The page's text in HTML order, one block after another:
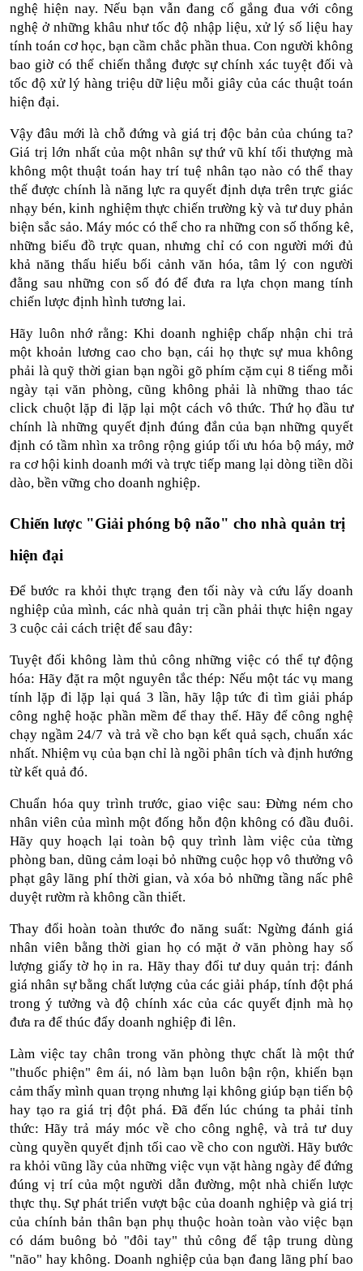
nghệ hiện nay. Nếu bạn vẫn đang cố gắng đua với công
nghệ ở những khâu như tốc độ nhập liệu, xử lý số liệu hay
tính toán cơ học, bạn cầm chắc phần thua. Con người không
bao giờ có thể chiến thắng được sự chính xác tuyệt đối và
tốc độ xử lý hàng triệu dữ liệu mỗi giây của các thuật toán
hiện đại.
Vậy đâu mới là chỗ đứng và giá trị độc bản của chúng ta?
Giá trị lớn nhất của một nhân sự thứ vũ khí tối thượng mà
không một thuật toán hay trí tuệ nhân tạo nào có thể thay
thế được chính là năng lực ra quyết định dựa trên trực giác
nhạy bén, kinh nghiệm thực chiến trường kỳ và tư duy phản
biện sắc sảo. Máy móc có thể cho ra những con số thống kê,
những biểu đồ trực quan, nhưng chỉ có con người mới đủ
khả năng thấu hiểu bối cảnh văn hóa, tâm lý con người
đằng sau những con số đó để đưa ra lựa chọn mang tính
chiến lược định hình tương lai.
Hãy luôn nhớ rằng: Khi doanh nghiệp chấp nhận chi trả
một khoản lương cao cho bạn, cái họ thực sự mua không
phải là quỹ thời gian bạn ngồi gõ phím cặm cụi 8 tiếng mỗi
ngày tại văn phòng, cũng không phải là những thao tác
click chuột lặp đi lặp lại một cách vô thức. Thứ họ đầu tư
chính là những quyết định đúng đắn của bạn những quyết
định có tầm nhìn xa trông rộng giúp tối ưu hóa bộ máy, mở
ra cơ hội kinh doanh mới và trực tiếp mang lại dòng tiền dồi
dào, bền vững cho doanh nghiệp.
Chiến lược "Giải phóng bộ não" cho nhà quản trị
hiện đại
Để bước ra khỏi thực trạng đen tối này và cứu lấy doanh
nghiệp của mình, các nhà quản trị cần phải thực hiện ngay
3 cuộc cải cách triệt để sau đây:
Tuyệt đối không làm thủ công những việc có thể tự động
hóa: Hãy đặt ra một nguyên tắc thép: Nếu một tác vụ mang
tính lặp đi lặp lại quá 3 lần, hãy lập tức đi tìm giải pháp
công nghệ hoặc phần mềm để thay thế. Hãy để công nghệ
chạy ngầm 24/7 và trả về cho bạn kết quả sạch, chuẩn xác
nhất. Nhiệm vụ của bạn chỉ là ngồi phân tích và định hướng
từ kết quả đó.
Chuẩn hóa quy trình trước, giao việc sau: Đừng ném cho
nhân viên của mình một đống hỗn độn không có đầu đuôi.
Hãy quy hoạch lại toàn bộ quy trình làm việc của từng
phòng ban, dũng cảm loại bỏ những cuộc họp vô thưởng vô
phạt gây lãng phí thời gian, và xóa bỏ những tầng nấc phê
duyệt rườm rà không cần thiết.
Thay đổi hoàn toàn thước đo năng suất: Ngừng đánh giá
nhân viên bằng thời gian họ có mặt ở văn phòng hay số
lượng giấy tờ họ in ra. Hãy thay đổi tư duy quản trị: đánh
giá nhân sự bằng chất lượng của các giải pháp, tính đột phá
trong ý tưởng và độ chính xác của các quyết định mà họ
đưa ra để thúc đẩy doanh nghiệp đi lên.
Làm việc tay chân trong văn phòng thực chất là một thứ
"thuốc phiện" êm ái, nó làm bạn luôn bận rộn, khiến bạn
cảm thấy mình quan trọng nhưng lại không giúp bạn tiến bộ
hay tạo ra giá trị đột phá. Đã đến lúc chúng ta phải tỉnh
thức: Hãy trả máy móc về cho công nghệ, và trả tư duy
cùng quyền quyết định tối cao về cho con người. Hãy bước
ra khỏi vũng lầy của những việc vụn vặt hàng ngày để đứng
đúng vị trí của một người dẫn đường, một nhà chiến lược
thực thụ. Sự phát triển vượt bậc của doanh nghiệp và giá trị
của chính bản thân bạn phụ thuộc hoàn toàn vào việc bạn
có dám buông bỏ "đôi tay" thủ công để tập trung dùng
"não" hay không. Doanh nghiệp của bạn đang lãng phí bao